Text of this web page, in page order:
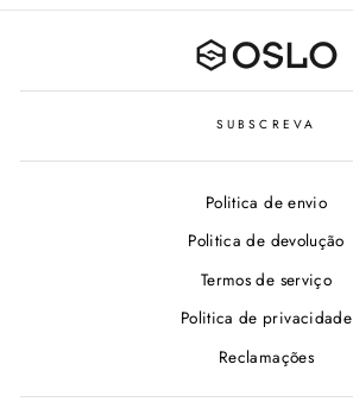
SUBSCREVA
Politica de envio
Politica de devolução
Termos de serviço
Politica de privacidade
Reclamações